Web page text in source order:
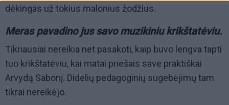
dėkingas už tokius malonius žodžius.
Meras pavadino jus savo muzikiniu krikštatėviu.
Tikriausiai nereikia net pasakoti, kaip buvo lengva tapti
tuo krikštatėviu, kai matai priešais save praktiškai
Arvydą Sabonį. Didelių pedagoginių sugebėjimų tam
tikrai nereikėjo.